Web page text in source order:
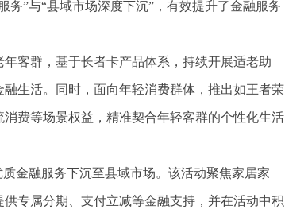
”与“县域市场深度下沉”，有效提升了金融服务
客群，基于长者卡产品体系，持续开展适老助
生活。同时，面向年轻消费群体，推出如王者荣
费等场景权益，精准契合年轻客群的个性化生活
金融服务下沉至县域市场。该活动聚焦家居家
专属分期、支付立减等金融支持，并在活动中积